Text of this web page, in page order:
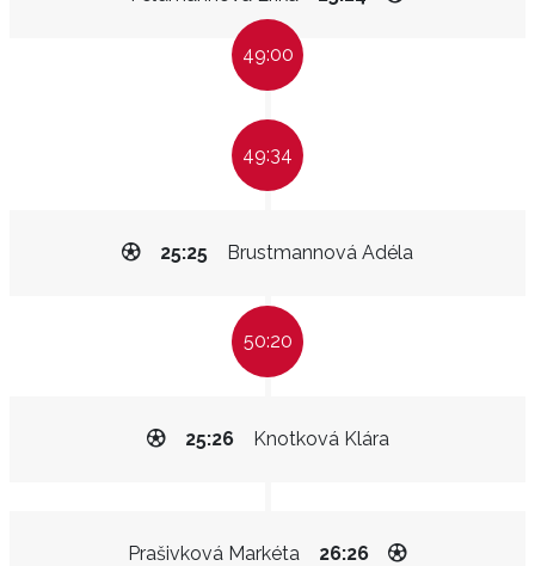
49:00
49:34
Brustmannová Adéla
25:25
50:20
Knotková Klára
25:26
Prašivková Markéta 26:26